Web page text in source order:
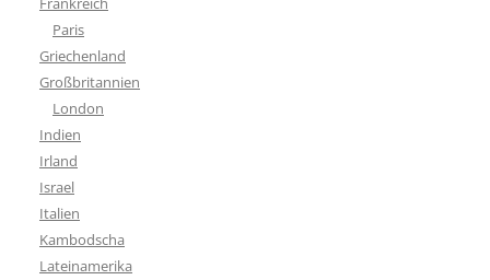
Paris
Griechenland
Großbritannien
London
Indien
Irland
Israel
Italien
Kambodscha
Lateinamerika